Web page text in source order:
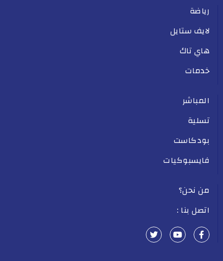
رياضة
لايف ستايل
هاي تاك
خدمات
المباشر
تسلية
بودكاست
فايسبوكيات
من نحن؟
اتصل بنا :